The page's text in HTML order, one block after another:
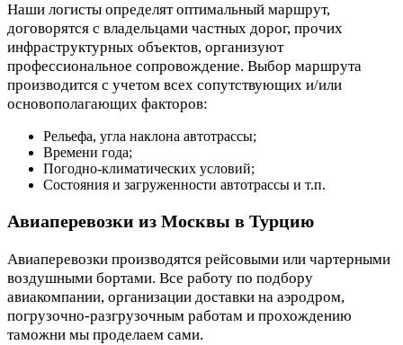
Наши логисты определят оптимальный маршрут,
договорятся с владельцами частных дорог, прочих
инфраструктурных объектов, организуют
профессиональное сопровождение. Выбор маршрута
производится с учетом всех сопутствующих и/или
основополагающих факторов:
Рельефа, угла наклона автотрассы;
Времени года;
Погодно-климатических условий;
Состояния и загруженности автотрассы и т.п.
Авиаперевозки из Москвы в Турцию
Авиаперевозки производятся рейсовыми или чартерными
воздушными бортами. Все работу по подбору
авиакомпании, организации доставки на аэродром,
погрузочно-разгрузочным работам и прохождению
таможни мы проделаем сами.